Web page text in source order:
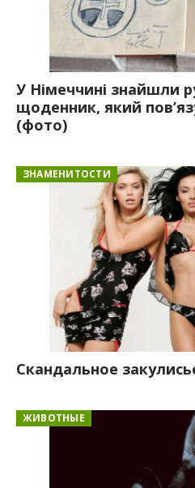
У Німеччині знайшли
щоденник, який
(фото)
ЗНАМЕНИТОСТИ
Скандальное
ЖИВОТНЫЕ